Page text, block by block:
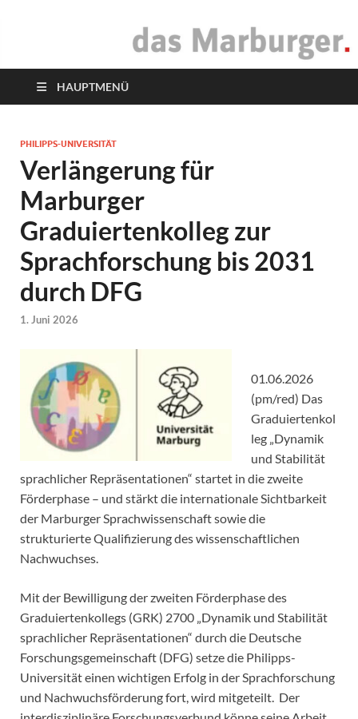
das Marburger.
HAUPTMENÜ
PHILIPPS-UNIVERSITÄT
Verlängerung für
Marburger
Graduiertenkolleg zur
Sprachforschung bis 2031
durch DFG
1. Juni 2026
01.06.2026
(pm/red) Das
Graduiertenkol
leg „Dynamik
und Stabilität
sprachlicher Repräsentationen“ startet in die zweite
Förderphase – und stärkt die internationale Sichtbarkeit
der Marburger Sprachwissenschaft sowie die
strukturierte Qualifizierung des wissenschaftlichen
Nachwuchses.
Mit der Bewilligung der zweiten Förderphase des
Graduiertenkollegs (GRK) 2700 „Dynamik und Stabilität
sprachlicher Repräsentationen“ durch die Deutsche
Forschungsgemeinschaft (DFG) setze die Philipps-
Universität einen wichtigen Erfolg in der Sprachforschung
und Nachwuchsförderung fort, wird mitgeteilt. Der